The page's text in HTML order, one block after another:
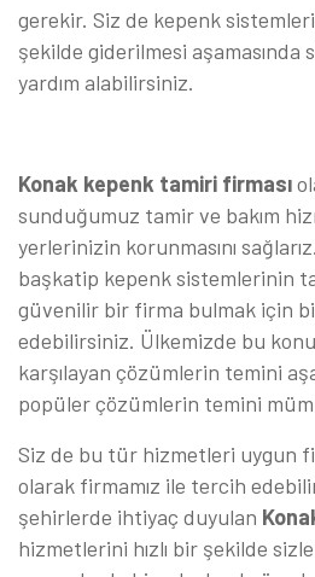
gerekir. Siz de kepenk
şekilde giderilmesi
yardım alabilirsiniz.
Konak kepenk tamiri firması
sunduğumuz tamir ve bakım
yerlerinizin korunmasını
başkatip kepenk sistemlerinin
güvenilir bir firma bulmak için
edebilirsiniz. Ülkemizde bu
karşılayan çözümlerin temini
popüler çözümlerin temini
Siz de bu tür hizmetleri uygun
olarak firmamız ile tercih
şehirlerde ihtiyaç duyulan
hizmetlerini hızlı bir şekilde